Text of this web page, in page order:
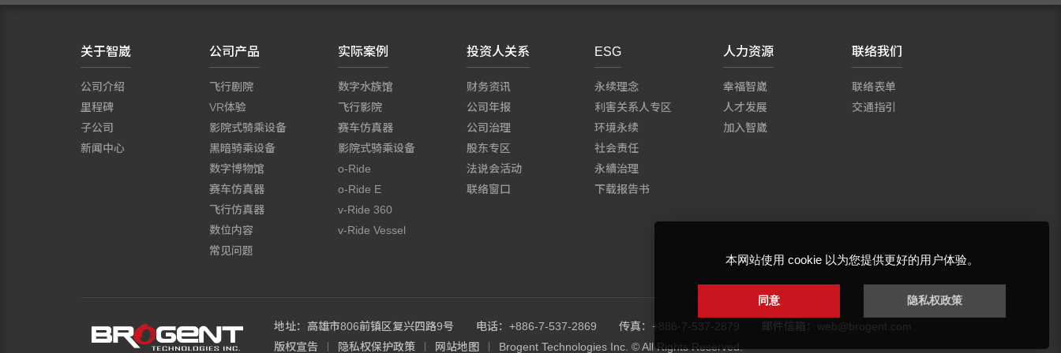
本网站使用 cookie 以为您提供更好的用户体验。
隐私权政策
同意
关于智崴
公司介绍
里程碑
子公司
新闻中心
公司产品
飞行剧院
VR体验
影院式骑乘设备
黑暗骑乘设备
数字博物馆
赛车仿真器
飞行仿真器
数位内容
常见问题
实际案例
数字水族馆
飞行影院
赛车仿真器
影院式骑乘设备
o-Ride
o-Ride E
v-Ride 360
v-Ride Vessel
投资人关系
财务资讯
公司年报
公司治理
股东专区
法说会活动
联络窗口
ESG
永续理念
利害关系人专区
环境永续
社会责任
永續治理
下载报告书
人力资源
幸福智崴
人才发展
加入智崴
联络我们
联络表单
交通指引
地址：高雄市806前镇区复兴四路9号 电话：+886-7-537-2869 传真：+886-7-537-2879 邮件信箱： web@brogent.com
版权宣告
隐私权保护政策 网站地图 Brogent Technologies Inc. © All Rights Reserved.